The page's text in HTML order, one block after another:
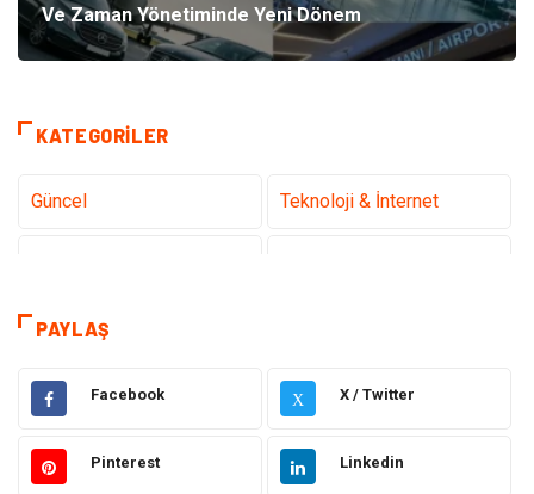
Ve Zaman Yönetiminde Yeni Dönem
KATEGORILER
Güncel Teknoloji & İnternet
Kamera Sistemleri
Elektrik & Elektronik Gıda
Güzellik & Bakım Otomotiv
PAYLAŞ
Facebook X X / Twitter
Pinterest Linkedin